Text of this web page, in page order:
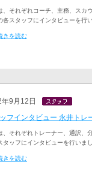
、それぞれコーチ、主務、スカ
各スタッフにインタビューを行
きを読む
9月12日
フインタビュー 永井トレ
、それぞれトレーナー、通訳、
タッフにインタビューを行いま
きを読む